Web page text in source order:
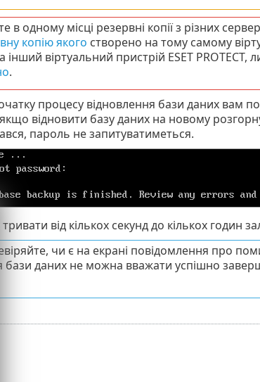
в одному місці резервні копії з різних
копію якого створено на тому самому
інший віртуальний пристрій ESET
.
процесу відновлення бази даних вам
відновити базу даних на новому
пароль не запитуватиметься.
від кількох секунд до кількох годин
чи є на екрані повідомлення про
бази даних не можна вважати успішно